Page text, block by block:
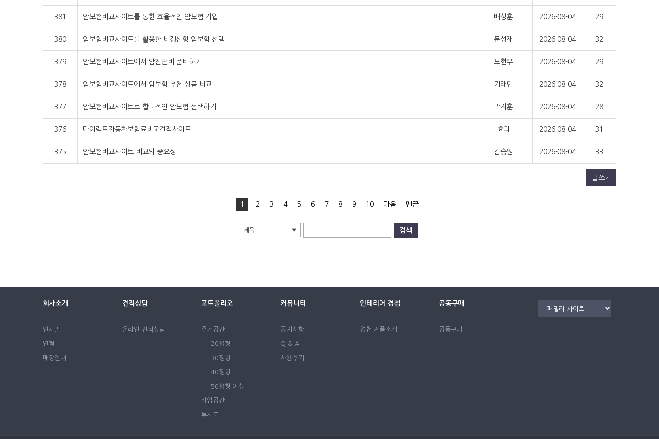
381 암보험비교사이트를 통한 효율적인 암보험 가입 배성훈 2026-08-04 29
380 암보험비교사이트를 활용한 비갱신형 암보험 선택 문성재 2026-08-04 32
379 암보험비교사이트에서 암진단비 준비하기 노현우 2026-08-04 29
378 암보험비교사이트에서 암보험 추천 상품 비교 기태민 2026-08-04 32
377 암보험비교사이트로 합리적인 암보험 선택하기 곽지훈 2026-08-04 28
376 다이렉트자동차보험료비교견적사이트 효과 2026-08-04 31
375 암보험비교사이트 비교의 중요성 김승원 2026-08-04 33
글쓰기
1 2 3 4 5 6 7 8 9 10 다음 맨끝
제목
회사소개
인사말
연혁
매장안내
견적상담
온라인 견적상담
포트폴리오
주거공간
· 20평형
· 30평형
· 40평형
· 50평형 이상
상업공간
투시도
커뮤니티
공지사항
Q & A
사용후기
인테리어 경첩
경첩 제품소개
공동구매
공동구매